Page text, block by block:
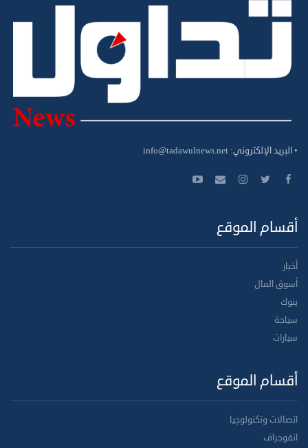
• البريد الإلكتروني: info@tadawulnews.net
أقسام الموقع
أخبار
أسوق المال
بنوك
سياحة
سيارات
أقسام الموقع
اتصالات وتكنولوجيا
انفوجراف